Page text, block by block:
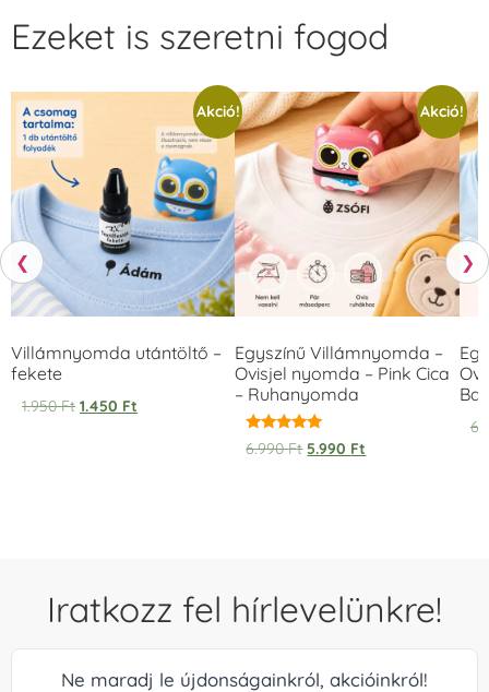
❮
Ezeket is szeretni fogod
Akció!
Villámnyomda utántöltő –
fekete
1.950Ft 1.450 Ft
Akció!
Egyszínű Villámnyomda –
Ovisjel nyomda – Pink Cica
– Ruhanyomda
Értékelés:
5.00
6.990Ft 5.990 Ft
❯
Iratkozz fel hírlevelünkre!
Ne maradj le újdonságainkról, akcióinkról!